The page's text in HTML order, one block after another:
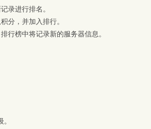
录进行排名。
分，并加入排行。
行榜中将记录新的服务器信息。